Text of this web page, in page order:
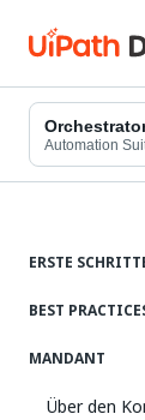
Automation
ERSTE
BEST
MANDANT
Über den